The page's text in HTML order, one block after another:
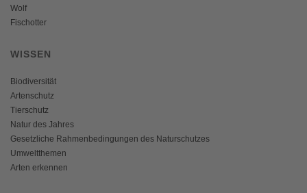
Wolf
Fischotter
WISSEN
Biodiversität
Artenschutz
Tierschutz
Natur des Jahres
Gesetzliche Rahmenbedingungen des Naturschutzes
Umweltthemen
Arten erkennen